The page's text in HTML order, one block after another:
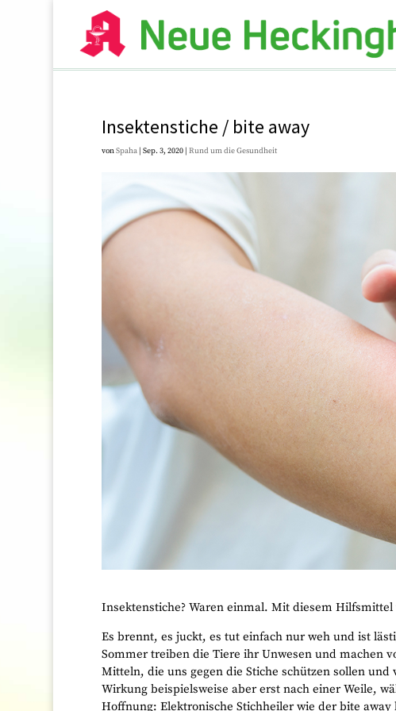
Insektenstiche / bite away
vonSpaha| Sep. 3, 2020| Rund um die Gesundheit
Insektenstiche? Waren einmal. Mit diesem Hilfsmittel
Es brennt, es juckt, es tut einfach nur weh und ist
Sommer treiben die Tiere ihr Unwesen und machen
Mitteln, die uns gegen die Stiche schützen sollen
Wirkung beispielsweise aber erst nach einer Weile,
Hoffnung: Elektronische Stichheiler wie der bite